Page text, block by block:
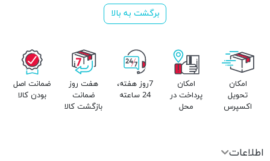
برگشت به بالا
امکان
تحویل
اکسپرس
امکان
پرداخت در
محل
7روز هفته،
24 ساعته
هفت روز
ضمانت
بازگشت کالا
ضمانت اصل
بودن کالا
اطلاعات